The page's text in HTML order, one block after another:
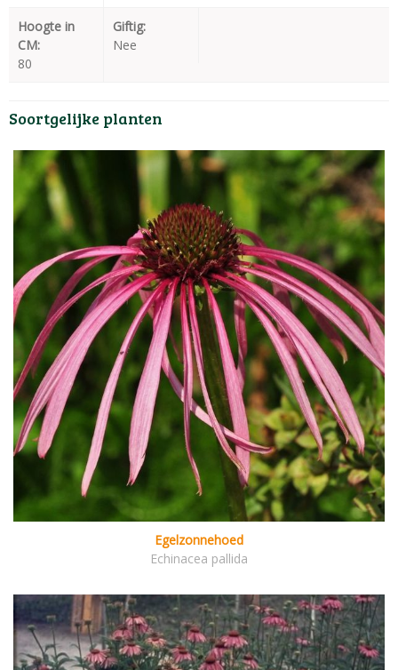
Hoogte in
CM:
80
Giftig:
Nee
Soortgelijke planten
Egelzonnehoed
Echinacea pallida